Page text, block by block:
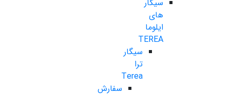
سیگار
های
ایلوما
TEREA
سیگار
ترا
Terea
سفارش